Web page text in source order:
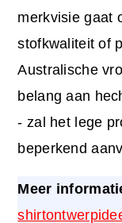
merkvisie gaat
stofkwaliteit of
Australische
belang aan
- zal het lege
beperkend
Meer